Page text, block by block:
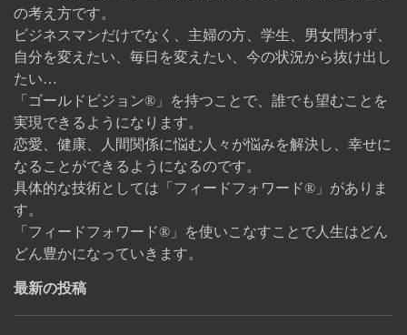
の考え方です。
ビジネスマンだけでなく、主婦の方、学生、男女問わず、
自分を変えたい、毎日を変えたい、今の状況から抜け出し
たい…
「ゴールドビジョン®」を持つことで、誰でも望むことを
実現できるようになります。
恋愛、健康、人間関係に悩む人々が悩みを解決し、幸せに
なることができるようになるのです。
具体的な技術としては「フィードフォワード®」がありま
す。
「フィードフォワード®」を使いこなすことで人生はどん
どん豊かになっていきます。
最新の投稿